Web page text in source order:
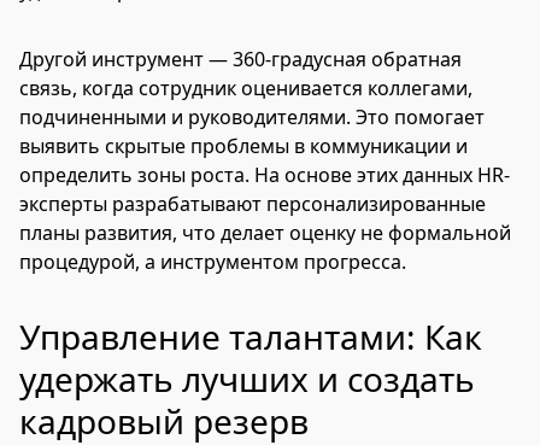
Другой инструмент — 360-градусная обратная
связь, когда сотрудник оценивается коллегами,
подчиненными и руководителями. Это помогает
выявить скрытые проблемы в коммуникации и
определить зоны роста. На основе этих данных HR-
эксперты разрабатывают персонализированные
планы развития, что делает оценку не формальной
процедурой, а инструментом прогресса.
Управление талантами: Как
удержать лучших и создать
кадровый резерв